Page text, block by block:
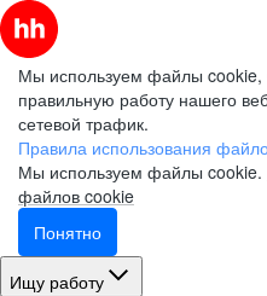
Мы используем файлы cookie,
правильную работу нашего
сетевой трафик.
Правила использования
Мы используем файлы cookie.
файлов cookie
Понятно
Ищу работу